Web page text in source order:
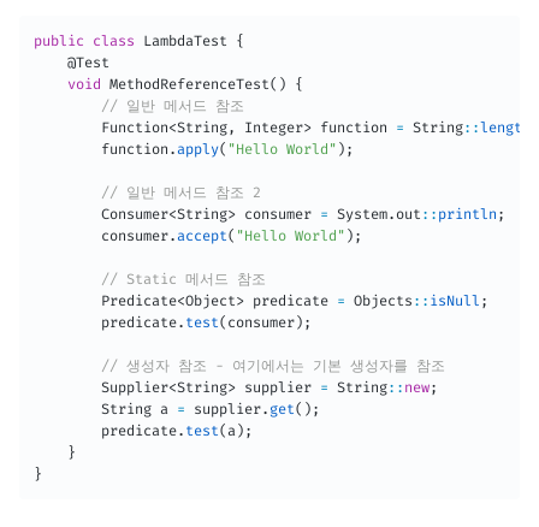
public class LambdaTest
{
@Test
void MethodReferenceTest( )
{
// 일반 메서드 참조
Function<String, Integer> function = String: :length
        function
.apply( "Hello World" ) ;
// 일반 메서드 참조 2
Consumer<String> consumer = System. out : : println ;
        consumer
.accept( "Hello World" ) ;
// Static 메서드 참조
Predicate<Object> predicate = Objects : : isNull ;
        predicate
. test( consumer) ;
// 생성자 참조 - 여기에서는 기본 생성자를 참조
Supplier<String> supplier = String: : new;
String a = supplier. get( ) ;
        predicate
. test(a ) ;
}
}